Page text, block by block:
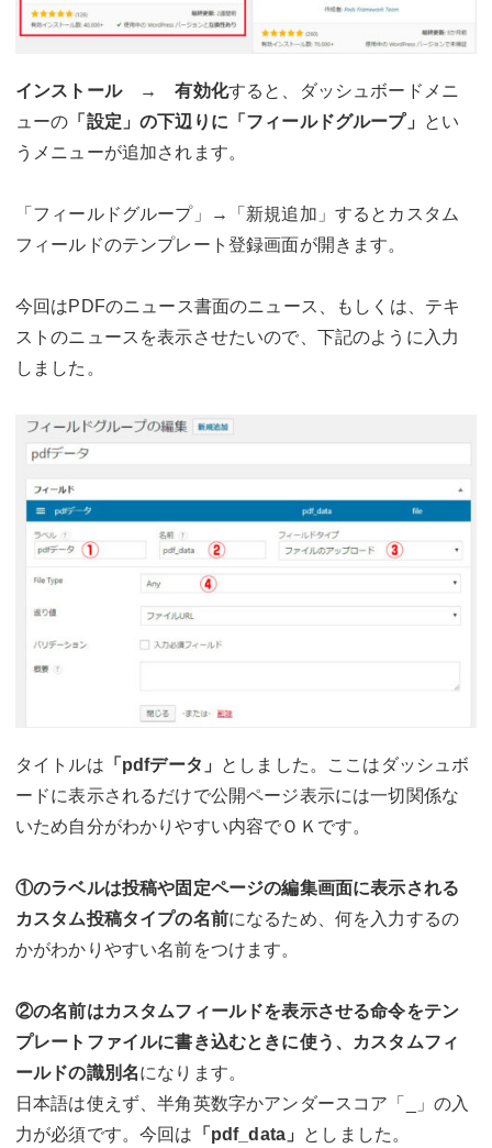
インストール → 有効化すると、ダッシュボードメニ
ューの 「設定」の下辺りに「フィールドグループ」
とい
うメニューが追加されます。
「フィールドグループ」→「新規追加」するとカスタム
フィールドのテンプレート登録画面が開きます。
今回はPDFのニュース書面のニュース、もしくは、テキ
ストのニュースを表示させたいので、下記のように入力
しました。
タイトルは 「pdfデータ」
としました。ここはダッシュボ
ードに表示されるだけで公開ページ表示には一切関係な
いため自分がわかりやすい内容でＯＫです。
①のラベルは投稿や固定ページの編集画面に表示される
カスタム投稿タイプの名前になるため、何を入力するの
かがわかりやすい名前をつけます。
②の名前はカスタムフィールドを表示させる命令をテン
プレートファイルに書き込むときに使う、カスタムフィ
ールドの識別名になります。
日本語は使えず、半角英数字かアンダースコア「_」の入
力が必須です。今回は 「pdf_data」 としました。